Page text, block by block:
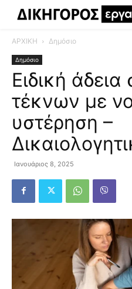
ΑΡΧΙΚΗ Δημόσιο
Δημόσιο
Ειδική άδεια
τέκνων με
υστέρηση –
Ιανουάριος 8, 2025